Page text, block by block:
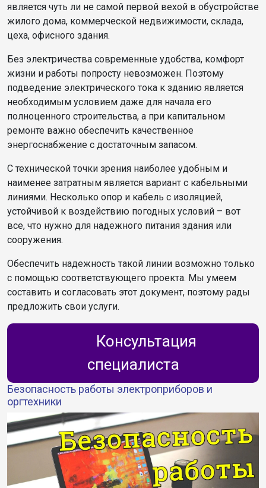
является чуть ли не самой первой вехой в обустройстве
жилого дома, коммерческой недвижимости, склада,
цеха, офисного здания.
Без электричества современные удобства, комфорт
жизни и работы попросту невозможен. Поэтому
подведение электрического тока к зданию является
необходимым условием даже для начала его
полноценного строительства, а при капитальном
ремонте важно обеспечить качественное
энергоснабжение с достаточным запасом.
С технической точки зрения наиболее удобным и
наименее затратным является вариант с кабельными
линиями. Несколько опор и кабель с изоляцией,
устойчивой к воздействию погодных условий – вот
все, что нужно для надежного питания здания или
сооружения.
Обеспечить надежность такой линии возможно только
с помощью соответствующего проекта. Мы умеем
составить и согласовать этот документ, поэтому рады
предложить свои услуги.
Консультация
специалиста
Безопасность работы электроприборов и
оргтехники